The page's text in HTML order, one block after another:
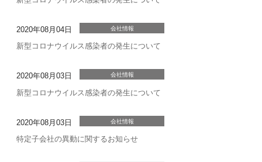
2020年08月04日 会社情報
新型コロナウイルス感染者の発生について
2020年08月03日 会社情報
新型コロナウイルス感染者の発生について
2020年08月03日 会社情報
特定子会社の異動に関するお知らせ